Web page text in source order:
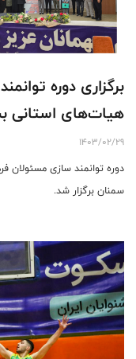
برگزاری دوره
هیات‌های استانی
1403/02/29
دوره توانمند سازی مسئولان
سمنان برگزار شد.